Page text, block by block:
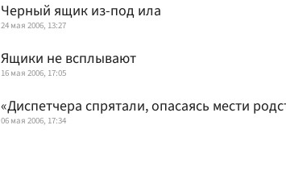
Черный ящик из-под ила
24 мая 2006, 13:27
Ящики не всплывают
16 мая 2006, 17:05
«Диспетчера спрятали, опасаясь мести
06 мая 2006, 17:34